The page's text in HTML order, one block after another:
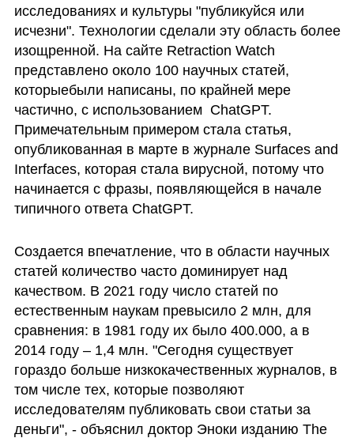
исследованиях и культуры "публикуйся или
исчезни". Технологии сделали эту область более
изощренной. На сайте Retraction Watch
представлено около 100 научных статей,
которыебыли написаны, по крайней мере
частично, с использованием  ChatGPT.
Примечательным примером стала статья,
опубликованная в марте в журнале Surfaces and
Interfaces, которая стала вирусной, потому что
начинается с фразы, появляющейся в начале
типичного ответа ChatGPT.
Создается впечатление, что в области научных
статей количество часто доминирует над
качеством. В 2021 году число статей по
естественным наукам превысило 2 млн, для
сравнения: в 1981 году их было 400.000, а в
2014 году – 1,4 млн. "Сегодня существует
гораздо больше низкокачественных журналов, в
том числе тех, которые позволяют
исследователям публиковать свои статьи за
деньги", - объяснил доктор Эноки изданию The